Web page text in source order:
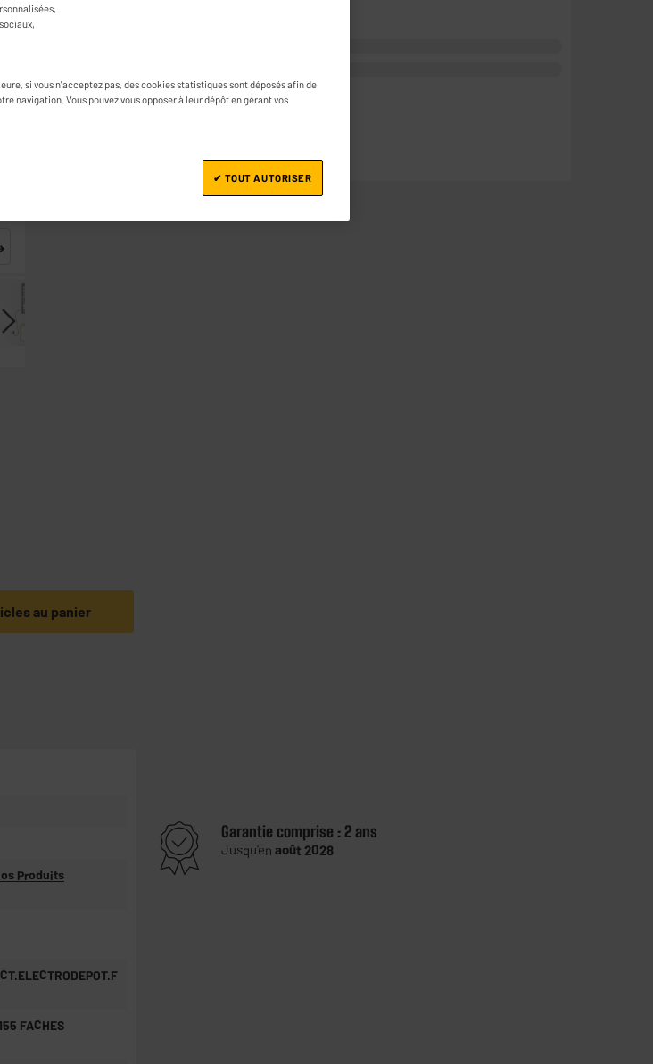
au panier
Garantie comprise : 2 ans
Jusqu'en août 2028
Produits
FACHES
si vous n'acceptez pas, des cookies statistiques sont déposés afin de
navigation. Vous pouvez vous opposer à leur dépôt en gérant vos
✔ TOUT AUTORISER